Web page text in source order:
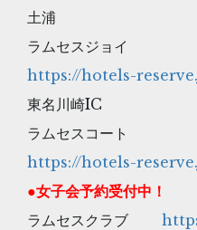
土浦
ラムセスジョイ
https://hotels-
東名川崎IC
ラムセスコート
https://hotels-
●女子会予約受付中！
ラムセスクラブ